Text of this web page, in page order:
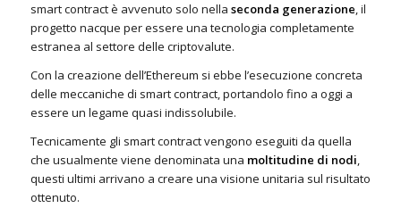
smart contract è avvenuto solo nella seconda generazione, il
progetto nacque per essere una tecnologia completamente
estranea al settore delle criptovalute.
Con la creazione dell’Ethereum si ebbe l’esecuzione concreta
delle meccaniche di smart contract, portandolo fino a oggi a
essere un legame quasi indissolubile.
Tecnicamente gli smart contract vengono eseguiti da quella
che usualmente viene denominata una moltitudine di nodi,
questi ultimi arrivano a creare una visione unitaria sul risultato
ottenuto.